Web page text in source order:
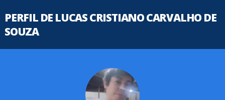
PERFIL DE LUCAS CRISTIANO CARVALHO DE
SOUZA